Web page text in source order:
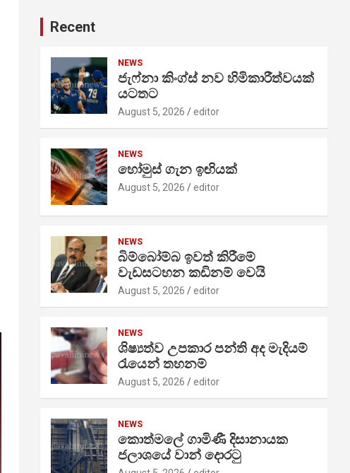
Recent
NEWS
ජැෆ්නා කිංග්ස් නව හිමිකාරීත්වයක්
යටතට
August 5, 2026 editor
NEWS
හෝමුස් ගැන ඉඟියක්
August 5, 2026 editor
NEWS
බිම්බෝම්බ ඉවත් කිරීමේ
වැඩසටහන කඩිනම් වෙයි
August 5, 2026 editor
NEWS
ශිෂ්‍යත්ව උපකාර පන්ති අද මැදියම්
රැයෙන් තහනම්
August 5, 2026 editor
NEWS
කොත්මලේ ගාමිණී දිසානායක
ජලාශයේ වාන් දොරටු